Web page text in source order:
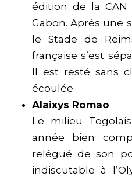
édition de la
Gabon. Après une
le Stade de
française s’est
Il est resté sans
écoulée.
Alaixys Romao
Le milieu
année bien
relégué de son
indiscutable à